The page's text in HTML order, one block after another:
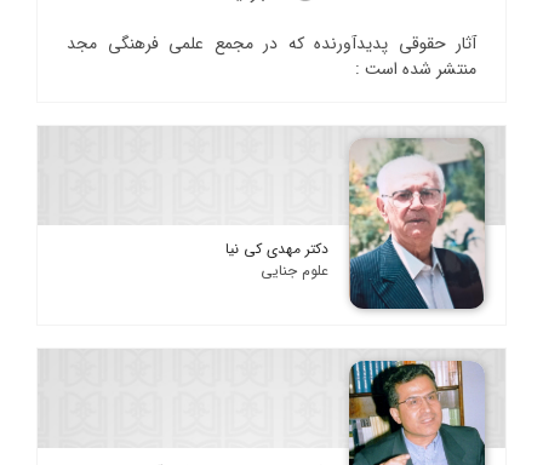
آثار حقوقی پدیدآورنده که در مجمع علمی فرهنگی مجد
منتشر شده است :
دکتر مهدی کی نیا
علوم جنایی